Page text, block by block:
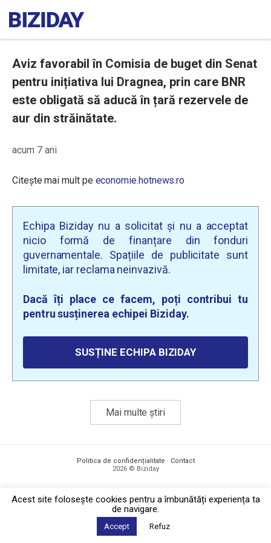
Aviz favorabil în Comisia de buget din Senat
pentru inițiativa lui Dragnea, prin care BNR
este obligată să aducă în țară rezervele de
aur din străinătate.
acum 7 ani
Citește mai mult pe economie.hotnews.ro
Echipa Biziday nu a solicitat și nu a acceptat
nicio formă de finanțare din fonduri
guvernamentale. Spațiile de publicitate sunt
limitate, iar reclama neinvazivă.
Dacă îți place ce facem, poți contribui tu
pentru susținerea echipei Biziday.
SUSȚINE ECHIPA BIZIDAY
Mai multe știri
Politica de confidențialitate · Contact
2026 © Biziday
Acest site foloseşte cookies pentru a îmbunătăți experiența ta
de navigare.
Accept Refuz